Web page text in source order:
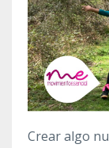
Crear algo